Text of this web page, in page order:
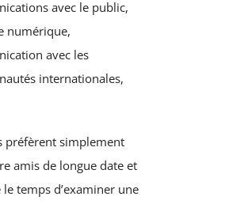
avec le public,
numérique,
avec les
internationales,
préfèrent simplement
amis de longue date et
temps d’examiner une